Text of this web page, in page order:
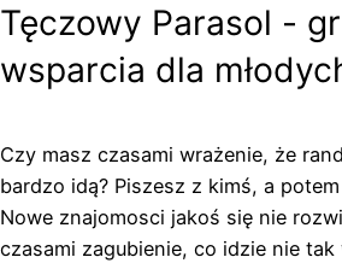
Tęczowy Parasol -
wsparcia dla
Czy masz czasami wrażenie, że
bardzo idą? Piszesz z kimś, a
Nowe znajomosci jakoś się nie
czasami zagubienie, co idzie nie